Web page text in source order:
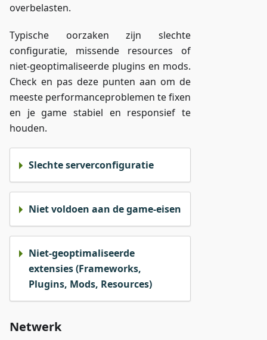
overbelasten.
Typische oorzaken zijn slechte
configuratie, missende resources of
niet-geoptimaliseerde plugins en mods.
Check en pas deze punten aan om de
meeste performanceproblemen te fixen
en je game stabiel en responsief te
houden.
Slechte serverconfiguratie
Niet voldoen aan de game-eisen
Niet-geoptimaliseerde
extensies (Frameworks,
Plugins, Mods, Resources)
Netwerk